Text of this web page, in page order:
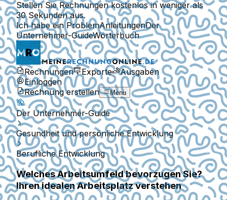
Stellen Sie Rechnungen kostenlos in weniger als
30 Sekunden aus.
Ich habe ein ProblemAnleitungenDer
Unternehmer-GuideWörterbuch
Rechnungen Exporte
Ausgaben
Einloggen
Rechnung erstellen
Menu
Der Unternehmer-Guide
Gesundheit und persönliche Entwicklung
Berufliche Entwicklung
Welches Arbeitsumfeld bevorzugen Sie?
Ihren idealen Arbeitsplatz verstehen